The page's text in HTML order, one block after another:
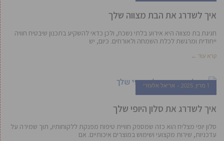
איך לשדרג את הבת מצווה שלך
חגיגת בת מצווה היא אירוע בלתי נשכח, ולכן כדאי להשקיע בתכנון שיבטיח חוויה
ייחודית ומרגשת לכלת השמחה ולאורחים. כיום, יש
קרא עוד ←
1 מרץ, 2025 אריאל אלעזרי
איך לשדרג את סלון היופי שלך
סלון יופי מצליח הוא כזה שמספק חוויית טיפוח מפנקת ללקוחותיו, תוך שמירה על
עדכניות, שירות מקצועי ושימוש במוצרים איכותיים. אם